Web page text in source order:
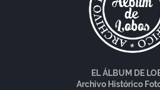
EL ÁLBUM DE
Archivo Histórico